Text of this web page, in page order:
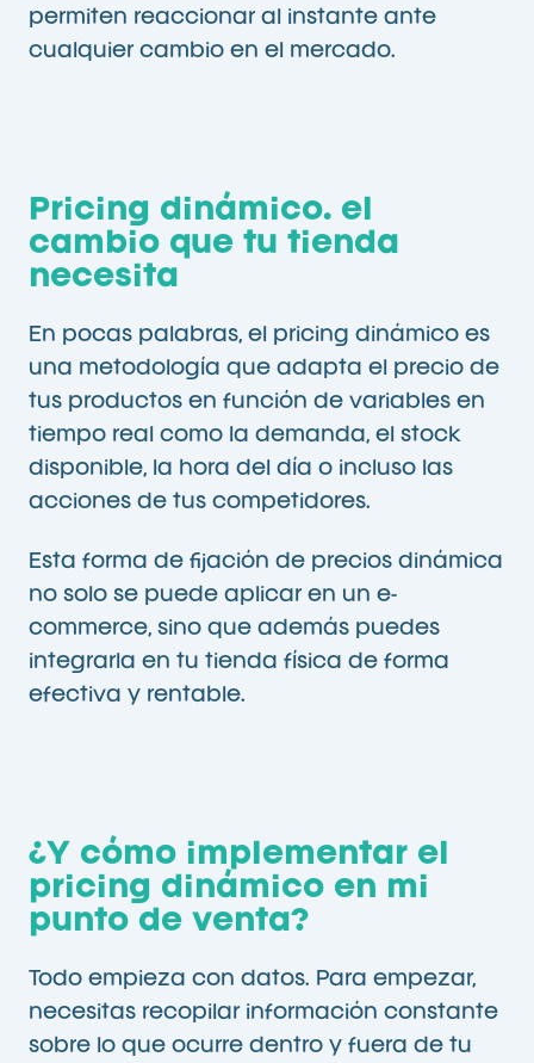
permiten reaccionar al instante ante
cualquier cambio en el mercado.
Pricing dinámico. el
cambio que tu tienda
necesita
En pocas palabras, el pricing dinámico es
una metodología que adapta el precio de
tus productos en función de variables en
tiempo real como la demanda, el stock
disponible, la hora del día o incluso las
acciones de tus competidores.
Esta forma de fijación de precios dinámica
no solo se puede aplicar en un e-
commerce, sino que además puedes
integrarla en tu tienda física de forma
efectiva y rentable.
¿Y cómo implementar el
pricing dinámico en mi
punto de venta?
Todo empieza con datos. Para empezar,
necesitas recopilar información constante
sobre lo que ocurre dentro y fuera de tu